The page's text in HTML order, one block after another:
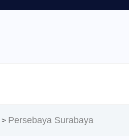
> Persebaya Surabaya